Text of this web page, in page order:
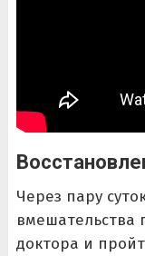
Через пару
вмешательства
доктора и